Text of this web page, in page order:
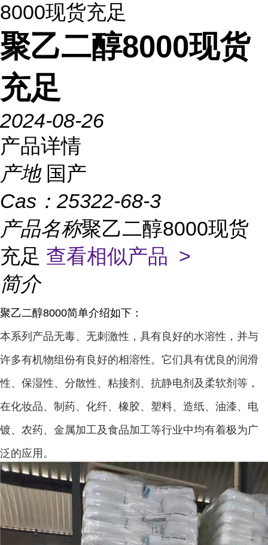
8000现货充足
聚乙二醇8000现货
充足
2024-08-26
产品详情
产地 国产
Cas： 25322-68-3
产品名称聚乙二醇8000现货
充足 查看相似产品 >
简介
聚乙二醇8000简单介绍如下：
本系列产品无毒、无刺激性，具有良好的水溶性，并与
许多有机物组份有良好的相溶性。它们具有优良的润滑
性、保湿性、分散性、粘接剂、抗静电剂及柔软剂等，
在化妆品、制药、化纤、橡胶、塑料、造纸、油漆、电
镀、农药、金属加工及食品加工等行业中均有着极为广
泛的应用。